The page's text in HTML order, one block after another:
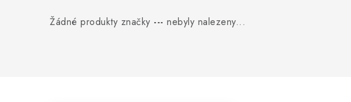
Žádné produkty značky --- nebyly nalezeny...